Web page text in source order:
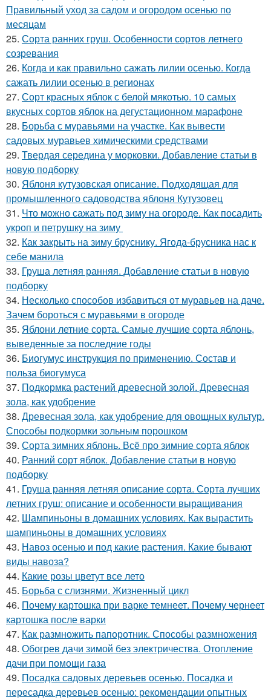
Правильный уход за садом и огородом осенью по
месяцам
25. Сорта ранних груш. Особенности сортов летнего
созревания
26. Когда и как правильно сажать лилии осенью. Когда
сажать лилии осенью в регионах
27. Сорт красных яблок с белой мякотью. 10 самых
вкусных сортов яблок на дегустационном марафоне
28. Борьба с муравьями на участке. Как вывести
садовых муравьев химическими средствами
29. Твердая середина у морковки. Добавление статьи в
новую подборку
30. Яблоня кутузовская описание. Подходящая для
промышленного садоводства яблоня Кутузовец
31. Что можно сажать под зиму на огороде. Как посадить
укроп и петрушку на зиму
32. Как закрыть на зиму бруснику. Ягода-брусника нас к
себе манила
33. Груша летняя ранняя. Добавление статьи в новую
подборку
34. Несколько способов избавиться от муравьев на даче.
Зачем бороться с муравьями в огороде
35. Яблони летние сорта. Самые лучшие сорта яблонь,
выведенные за последние годы
36. Биогумус инструкция по применению. Состав и
польза биогумуса
37. Подкормка растений древесной золой. Древесная
зола, как удобрение
38. Древесная зола, как удобрение для овощных культур.
Способы подкормки зольным порошком
39. Сорта зимних яблонь. Всё про зимние сорта яблок
40. Ранний сорт яблок. Добавление статьи в новую
подборку
41. Груша ранняя летняя описание сорта. Сорта лучших
летних груш: описание и особенности выращивания
42. Шампиньоны в домашних условиях. Как вырастить
шампиньоны в домашних условиях
43. Навоз осенью и под какие растения. Какие бывают
виды навоза?
44. Какие розы цветут все лето
45. Борьба с слизнями. Жизненный цикл
46. Почему картошка при варке темнеет. Почему чернеет
картошка после варки
47. Как размножить папоротник. Способы размножения
48. Обогрев дачи зимой без электричества. Отопление
дачи при помощи газа
49. Посадка садовых деревьев осенью. Посадка и
пересадка деревьев осенью: рекомендации опытных